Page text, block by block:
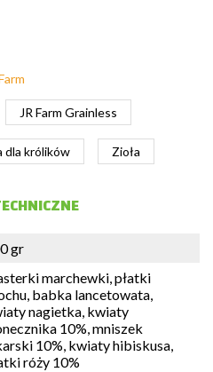
JR Farm Grainless
dla królików Zioła
gr
marchewki, płatki
babka lancetowata,
nagietka, kwiaty
10%, mniszek
10%, kwiaty hibiskusa,
róży 10%